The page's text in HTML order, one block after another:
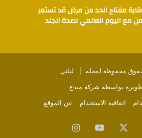
مفتاح الحد من مرض قد تستمر
مع اليوم العالمي لصحة الجلد
محفوظة لمجلة | ليلتي
بواسطة شركة مبدع
اتفاقية الاستخدام عن الموقع
‫YouTubeانستقرام